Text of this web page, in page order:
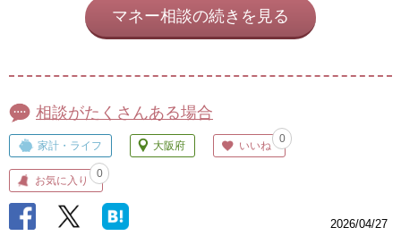
マネー相談の続きを見る
相談がたくさんある場合
家計・ライフ 大阪府 いいね
0
お気に入り
0
2026/04/27